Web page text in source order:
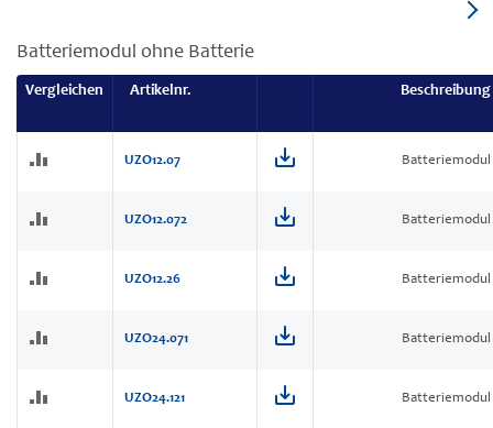
Batteriemodul ohne Batterie
Vergleichen Artikelnr.
UZO12.07
UZO12.072
UZO12.26
UZO24.071
UZO24.121